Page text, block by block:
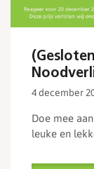
4 december
Doe mee
leuke en